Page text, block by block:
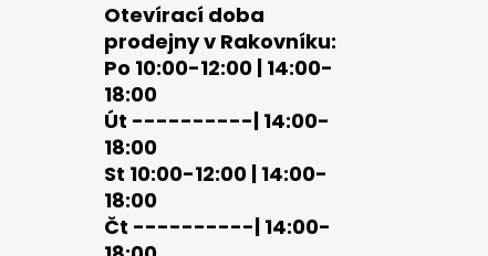
Otevírací doba
prodejny v Rakovníku:
Po 10:00-12:00 | 14:00-
18:00
Út ----------| 14:00-
18:00
St 10:00-12:00 | 14:00-
18:00
Čt ----------| 14:00-